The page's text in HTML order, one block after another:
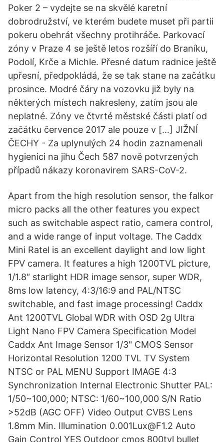
Poker 2 – vydejte se na skvělé karetní
dobrodružství, ve kterém budete muset při partii
pokeru obehrát všechny protihráče. Parkovací
zóny v Praze 4 se ještě letos rozšíří do Braníku,
Podolí, Krče a Michle. Přesné datum radnice ještě
upřesní, předpokládá, že se tak stane na začátku
prosince. Modré čáry na vozovku již byly na
některých místech nakresleny, zatím jsou ale
neplatné. Zóny ve čtvrté městské části platí od
začátku července 2017 ale pouze v […] JIŽNÍ
ČECHY - Za uplynulých 24 hodin zaznamenali
hygienici na jihu Čech 587 nově potvrzených
případů nákazy koronavirem SARS-CoV-2.
Apart from the high resolution sensor, the falkor
micro packs all the other features you expect
such as switchable aspect ratio, camera control,
and a wide range of input voltage. The Caddx
Mini Ratel is an excellent daylight and low light
FPV camera. It features a high 1200TVL picture,
1/1.8″ starlight HDR image sensor, super WDR,
8ms low latency, 4:3/16:9 and PAL/NTSC
switchable, and fast image processing! Caddx
Ant 1200TVL Global WDR with OSD 2g Ultra
Light Nano FPV Camera Specification Model
Caddx Ant Image Sensor 1/3" CMOS Sensor
Horizontal Resolution 1200 TVL TV System
NTSC or PAL MENU Support IMAGE 4:3
Synchronization Internal Electronic Shutter PAL:
1/50~100,000; NTSC: 1/60~100,000 S/N Ratio
>52dB (AGC OFF) Video Output CVBS Lens
1.8mm Min. Illumination 0.001Lux@F1.2 Auto
Gain Control YES Outdoor cmos 800tvl bullet